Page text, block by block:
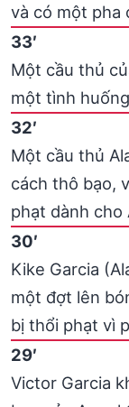
và có một pha
33′
Một cầu thủ
một tình
32′
Một cầu thủ
cách thô bạo,
phạt dành cho
30′
Kike Garcia
một đợt lên
bị thổi phạt vì
29′
Victor Garcia